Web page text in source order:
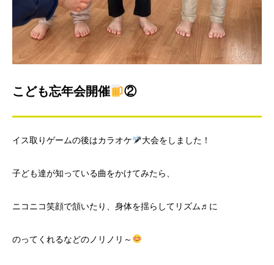
こども忘年会開催 ②
イス取りゲームの後はカラオケ 大会をしました！
子ども達が知っている曲をかけてみたら、
ニコニコ笑顔で頷いたり、身体を揺らしてリズム♬に
のってくれるなどのノリノリ～